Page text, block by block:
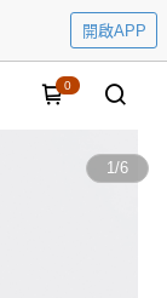
開啟APP
0
1/6